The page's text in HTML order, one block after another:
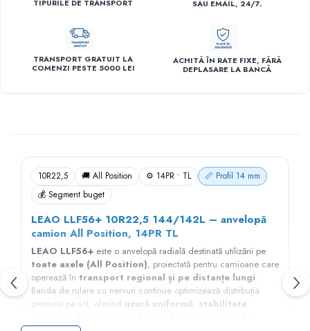
TIPURILE DE TRANSPORT
SAU EMAIL, 24/7.
TRANSPORT GRATUIT LA
COMENZI PESTE 5000 LEI
ACHITĂ ÎN RATE FIXE, FĂRĂ
DEPLASARE LA BANCĂ
10R22,5 🚚 All Position ⚙️ 14PR • TL
📏 Profil 14 mm
💰 Segment buget
LEAO LLF56+ 10R22,5 144/142L – anvelopă
camion All Position, 14PR TL
LEAO LLF56+ este o anvelopă radială destinată utilizării pe
toate axele (All Position), proiectată pentru camioane care
operează în transport regional și pe distanțe lungi.
Banda de rulare cu nervuri continue optimizează distribuția
presiunii pe sol, oferind uzură uniformă stabilitate